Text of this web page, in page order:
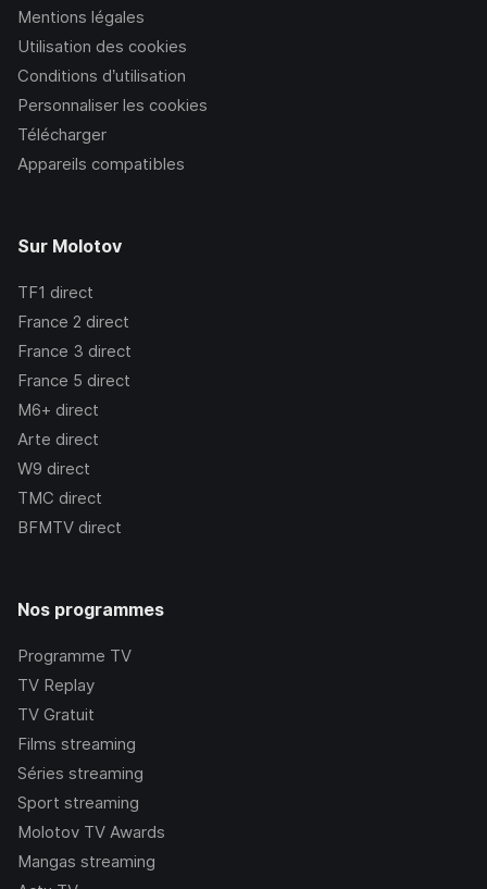
Mentions légales
Utilisation des cookies
Conditions d’utilisation
Personnaliser les cookies
Télécharger
Appareils compatibles
Sur Molotov
TF1 direct
France 2 direct
France 3 direct
France 5 direct
M6+ direct
Arte direct
W9 direct
TMC direct
BFMTV direct
Nos programmes
Programme TV
TV Replay
TV Gratuit
Films streaming
Séries streaming
Sport streaming
Molotov TV Awards
Mangas streaming